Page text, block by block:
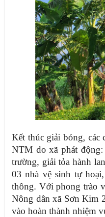
Kết thúc giải bóng, các
NTM do xã phát
trường, giải tỏa hành
03 nhà vệ sinh tự
thông. Với phong trào
Nông dân xã Sơn Kim
vào hoàn thành nhiệm